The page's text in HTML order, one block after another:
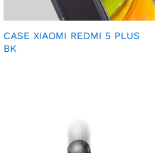
CASE XIAOMI REDMI 5 PLUS
BK